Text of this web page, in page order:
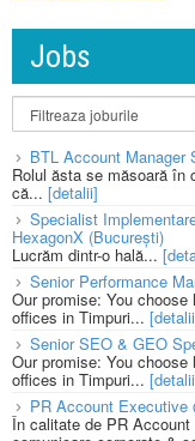
Jobs
BTL Account Manager
Rolul ăsta se măsoară în
că... [detalii]
Specialist
HexagonX (București)
Lucrăm dintr-o hală...
Senior Performance
Our promise: You
offices in Timpuri...
Senior SEO & GEO
Our promise: You
offices in Timpuri...
PR Account Executive
În calitate de PR